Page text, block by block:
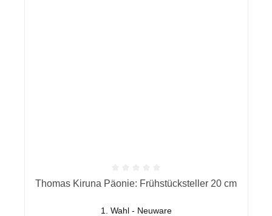
Durchschnittliche Bewertung von 0 von 5 Sternen
Thomas Kiruna Päonie: Frühstücksteller 20 cm
1. Wahl - Neuware